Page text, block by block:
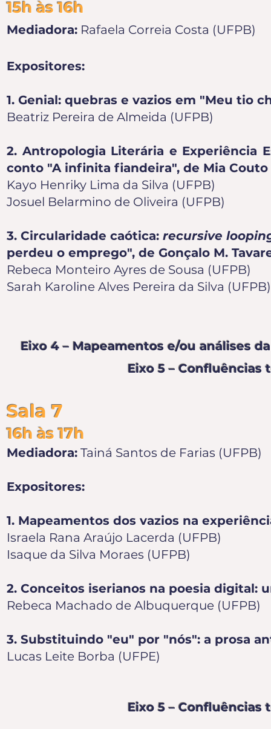
15h às 16h
Mediadora: Rafaela Correia Costa (UFPB)
Expositores:
1. Genial: quebras e vazios em "Meu tio
Beatriz Pereira de Almeida (UFPB)
2. Antropologia Literária e Experiência
conto "A infinita fiandeira", de Mia Couto
Kayo Henriky Lima da Silva (UFPB)
Josuel Belarmino de Oliveira (UFPB)
3. Circularidade caótica: recursive
perdeu o emprego", de Gonçalo M.
Rebeca Monteiro Ayres de Sousa (UFPB)
Sarah Karoline Alves Pereira da Silva (UFPB)
Eixo 4 – Mapeamentos e/ou análises
Eixo 5– Confluências
Sala 7
16h às 17h
Mediadora: Tainá Santos de Farias (UFPB)
Expositores:
1. Mapeamentos dos vazios na
Israela Rana Araújo Lacerda (UFPB)
Isaque da Silva Moraes (UFPB)
2. Conceitos iserianos na poesia digital:
Rebeca Machado de Albuquerque (UFPB)
3. Substituindo "eu" por "nós": a prosa
Lucas Leite Borba (UFPE)
Eixo 5 –